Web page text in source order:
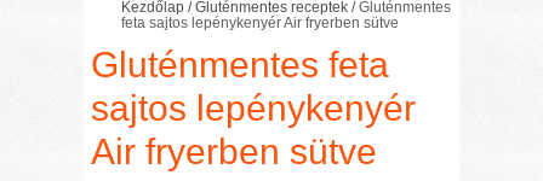
Kezdőlap /Gluténmentes receptek /Gluténmentes
feta sajtos lepénykenyér Air fryerben sütve
Gluténmentes feta
sajtos lepénykenyér
Air fryerben sütve